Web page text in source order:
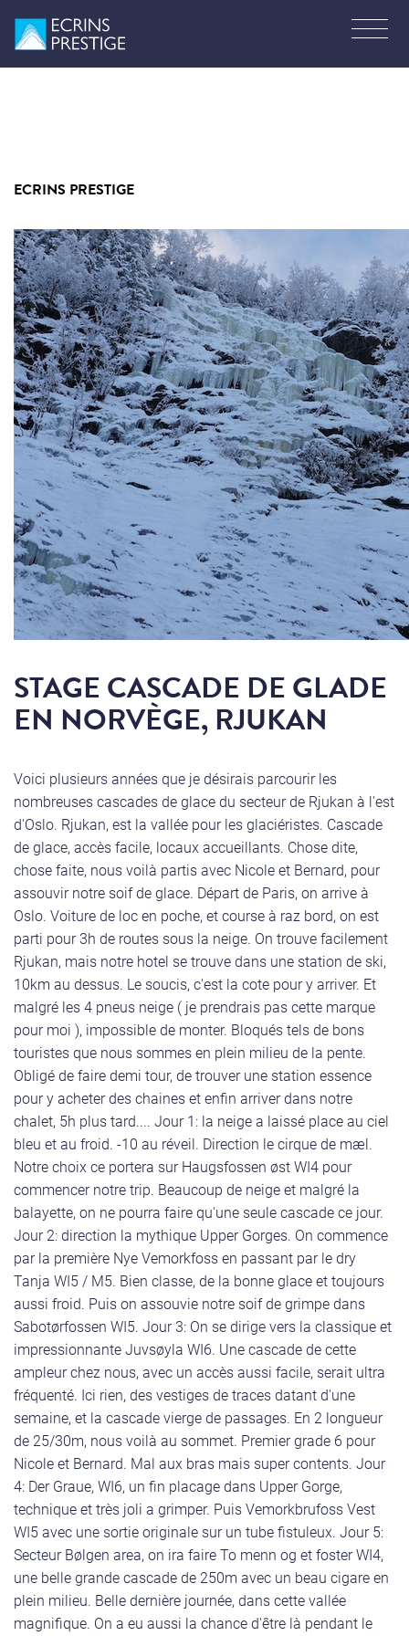
ECRINS PRESTIGE
STAGE CASCADE DE GLADE
EN NORVÈGE, RJUKAN
Voici plusieurs années que je désirais parcourir les
nombreuses cascades de glace du secteur de Rjukan à l'est
d'Oslo. Rjukan, est la vallée pour les glaciéristes. Cascade
de glace, accès facile, locaux accueillants. Chose dite,
chose faite, nous voilà partis avec Nicole et Bernard, pour
assouvir notre soif de glace. Départ de Paris, on arrive à
Oslo. Voiture de loc en poche, et course à raz bord, on est
parti pour 3h de routes sous la neige. On trouve facilement
Rjukan, mais notre hotel se trouve dans une station de ski,
10km au dessus. Le soucis, c'est la cote pour y arriver. Et
malgré les 4 pneus neige ( je prendrais pas cette marque
pour moi ), impossible de monter. Bloqués tels de bons
touristes que nous sommes en plein milieu de la pente.
Obligé de faire demi tour, de trouver une station essence
pour y acheter des chaines et enfin arriver dans notre
chalet, 5h plus tard.... Jour 1: la neige a laissé place au ciel
bleu et au froid. -10 au réveil. Direction le cirque de mæl.
Notre choix ce portera sur Haugsfossen øst WI4 pour
commencer notre trip. Beaucoup de neige et malgré la
balayette, on ne pourra faire qu'une seule cascade ce jour.
Jour 2: direction la mythique Upper Gorges. On commence
par la première Nye Vemorkfoss en passant par le dry
Tanja WI5 / M5. Bien classe, de la bonne glace et toujours
aussi froid. Puis on assouvie notre soif de grimpe dans
Sabotørfossen WI5. Jour 3: On se dirige vers la classique et
impressionnante Juvsøyla WI6. Une cascade de cette
ampleur chez nous, avec un accès aussi facile, serait ultra
fréquenté. Ici rien, des vestiges de traces datant d'une
semaine, et la cascade vierge de passages. En 2 longueur
de 25/30m, nous voilà au sommet. Premier grade 6 pour
Nicole et Bernard. Mal aux bras mais super contents. Jour
4: Der Graue, WI6, un fin placage dans Upper Gorge,
technique et très joli a grimper. Puis Vemorkbrufoss Vest
WI5 avec une sortie originale sur un tube fistuleux. Jour 5:
Secteur Bølgen area, on ira faire To menn og et foster WI4,
une belle grande cascade de 250m avec un beau cigare en
plein milieu. Belle dernière journée, dans cette vallée
magnifique. On a eu aussi la chance d'être là pendant le